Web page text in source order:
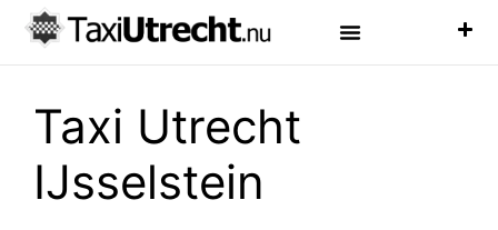
Taxi Utrecht
IJsselstein